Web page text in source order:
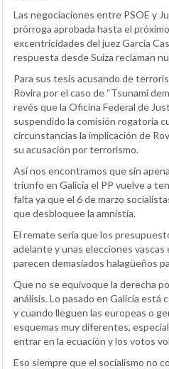
Las negociaciones entre PSOE y
prórroga aprobada hasta el
excentricidades del juez García
respuesta desde Suiza reclaman
Para sus tesis acusando de
Rovira por el caso de “Tsunami
revés que la Oficina Federal de
suspendido la comisión rogatoria
circunstancias la implicación de
su acusación por terrorismo.
Así nos encontramos que sin
triunfo en Galicia el PP vuelve a
falta ya que el 6 de marzo
que desbloquee la amnistía.
El remate sería que los
adelante y unas elecciones
parecen demasiados halagüeños
Que no se equivoque la derecha
análisis. Lo pasado en Galicia está
y cuando lleguen las europeas o
esquemas muy diferentes,
entrar en la ecuación y los votos
Eso siempre que el socialismo no